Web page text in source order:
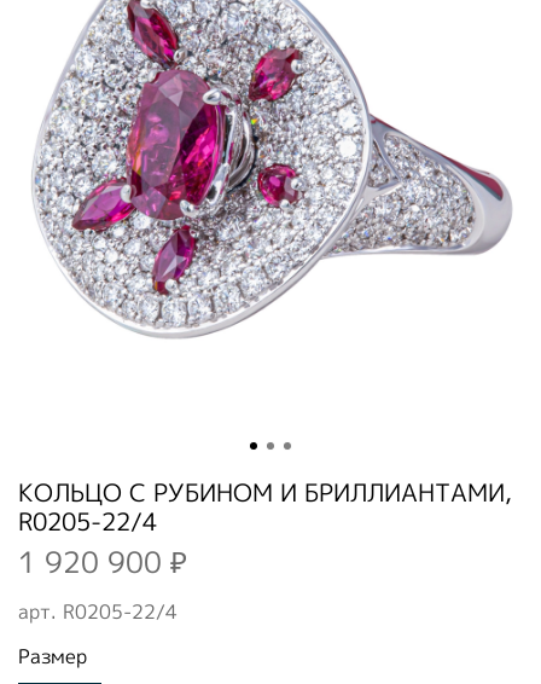
арт. R0205-22/4
КОЛЬЦО С РУБИНОМ И БРИЛЛИАНТАМИ,
R0205-22/4
1 920 900 ₽
Размер